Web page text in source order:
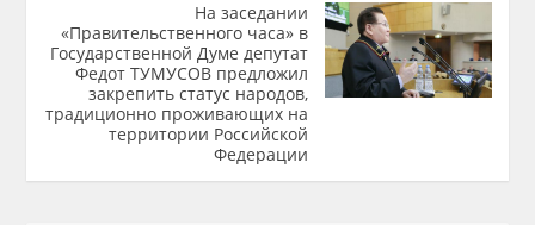
На заседании
«Правительственного часа» в
Государственной Думе депутат
Федот ТУМУСОВ предложил
закрепить статус народов,
традиционно проживающих на
территории Российской
Федерации